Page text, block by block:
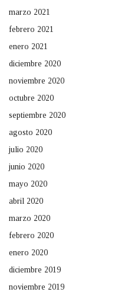
marzo 2021
febrero 2021
enero 2021
diciembre 2020
noviembre 2020
octubre 2020
septiembre 2020
agosto 2020
julio 2020
junio 2020
mayo 2020
abril 2020
marzo 2020
febrero 2020
enero 2020
diciembre 2019
noviembre 2019